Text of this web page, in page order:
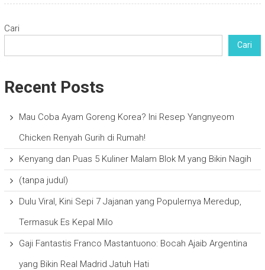
Cari
Cari
Recent Posts
Mau Coba Ayam Goreng Korea? Ini Resep Yangnyeom
Chicken Renyah Gurih di Rumah!
Kenyang dan Puas 5 Kuliner Malam Blok M yang Bikin Nagih
(tanpa judul)
Dulu Viral, Kini Sepi 7 Jajanan yang Populernya Meredup,
Termasuk Es Kepal Milo
Gaji Fantastis Franco Mastantuono: Bocah Ajaib Argentina
yang Bikin Real Madrid Jatuh Hati